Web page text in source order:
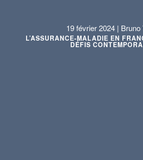
19 février 2024 | Bruno
L’ASSURANCE-MALADIE EN
DÉFIS